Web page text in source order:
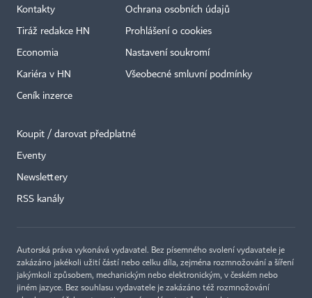
Kontakty
Tiráž redakce HN
Economia
Kariéra v HN
Ceník inzerce
Ochrana osobních údajů
Prohlášení o cookies
Nastavení soukromí
Všeobecné smluvní podmínky
Koupit / darovat předplatné
Eventy
Newslettery
RSS kanály
Autorská práva vykonává vydavatel. Bez písemného svolení vydavatele je
zakázáno jakékoli užití částí nebo celku díla, zejména rozmnožování a šíření
jakýmkoli způsobem, mechanickým nebo elektronickým, v českém nebo
jiném jazyce. Bez souhlasu vydavatele je zakázáno též rozmnožování